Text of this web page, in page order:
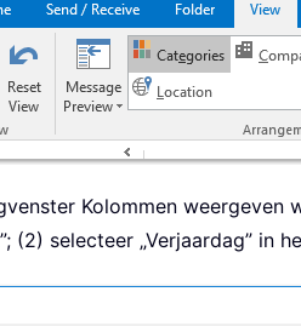
Kolommen weergeven
(2) selecteer „Verjaardag” in